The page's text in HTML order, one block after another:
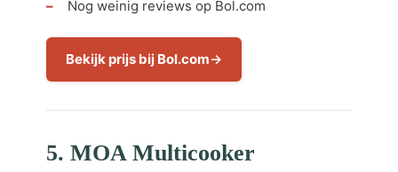
Nog weinig reviews op Bol.com
Bekijk prijs bij Bol.com
5. MOA Multicooker